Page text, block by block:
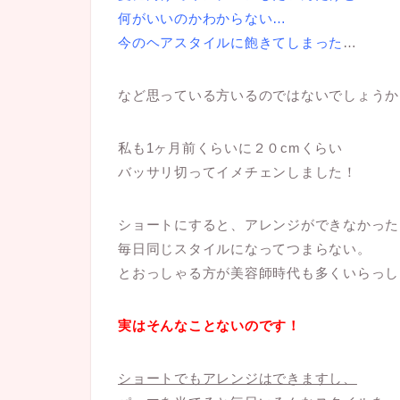
何がいいのかわからない…
今のヘアスタイルに飽きてしまった …
など思っている方いるのではないでしょうか
私も1ヶ月前くらいに２０cmくらい
バッサリ切ってイメチェンしました！
ショートにすると、アレンジができなかった
毎日同じスタイルになってつまらない。
とおっしゃる方が美容師時代も多くいらっし
実はそんなことないのです！
ショートでもアレンジはできますし、